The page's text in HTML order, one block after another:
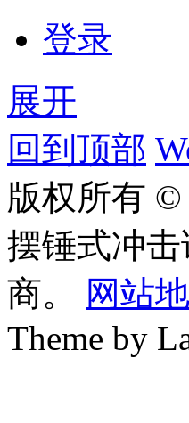
登录
展开
回到顶部
版权所有 ©
摆锤式冲
商。
网站
Theme by